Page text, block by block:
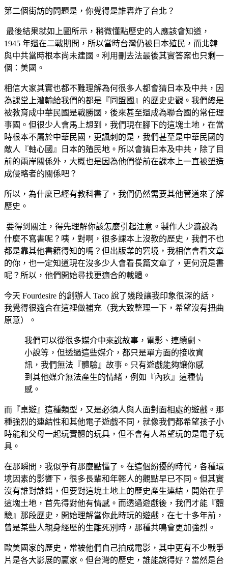
第二個街訪的問題是，你覺得是誰轟炸了台北？
最後結果就如上圖所示，稍微懂點歷史的人應該會知道，
1945 年還在二戰期間，所以當時台灣仍被日本殖民，而北韓
與中共當時根本尚未建國。利用刪去法最後其實答案也只剩一
個：美國。
相信大家其實也都不難理解為何很多人都會猜日本及中共，因
為課堂上灌輸給我們的都是『同盟國』的歷史史觀。我們總是
被教育成中華民國是戰勝國，後來甚至還成為聯合國的常任理
事國。但很少人會馬上想到，我們現在腳下的這塊土地，在當
時根本不屬於中華民國，更諷刺的是，我們甚至是中華民國的
敵人『軸心國』日本的殖民地。所以會猜日本及中共，除了目
前的兩岸關係外，大概也是因為他們從前在課本上一直被塑造
成侵略者的關係吧？
所以，為什麼已經有教科書了，我們仍然需要其他管道來了解
歷史。
要得到關注，得先理解你該怎麼引起注意。製作人少濂說為
什麼不寫書呢？咦，對啊，很多課本上沒教的歷史，我們不也
都是靠其他書籍得知的嗎？但出版業的窘境，我相信會看文章
的你，也一定知道現在沒多少人會看長篇文章了，更何況是書
呢？所以，他們開始尋找更適合的載體。
今天 Fourdesire 的創辦人 Taco 說了幾段讓我印象很深的話，
我覺得很適合在這裡做補充（我大致整理一下，希望沒有扭曲
原意）。
我們可以從很多媒介中來說故事，電影、連續劇、
小說等，但透過這些媒介，都只是單方面的接收資
訊，我們無法『體驗』故事。只有遊戲能夠讓你感
到其他媒介無法產生的情緒，例如『內疚』這種情
感。
而『桌遊』這種類型，又是必須人與人面對面相處的遊戲。那
種強烈的連結性和其他電子遊戲不同，就像我們都希望孩子小
時能和父母一起玩實體的玩具，但不會有人希望玩的是電子玩
具。
在那瞬間，我似乎有那麼點懂了。在這個紛擾的時代，各種環
境因素的影響下，很多長輩和年輕人的觀點早已不同。但其實
沒有誰對誰錯，但要對這塊土地上的歷史產生連結，開始在乎
這塊土地，首先得對他有情感。而透過遊戲後，我們才能『體
驗』那段歷史，開始理解當你此時玩的遊戲，在七十多年前，
曾是某些人親身經歷的生離死別時，那種共鳴會更加強烈。
歐美國家的歷史，常被他們自己拍成電影，其中更有不少戰爭
片是各大影展的贏家。但台灣的歷史，誰能說得好？當然是台